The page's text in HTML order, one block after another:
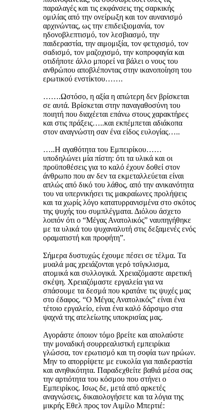
παραλαγές και τις εκφάνσεις της σαρκικής
ομιλίας από την ονείρωξη και τον αυνανισμό
αρχινώντας, ως την επιδειξιομανία, τον
ηδονοβλεπτισμό, τον λεσβιασμό, την
παιδεραστία, την αιμομιξία, τον φετιχισμό, τον
σαδισμό, τον μαζοχισμό, την κοπροφαγία και
οτιδήποτε άλλο μπορεί να βάλει ο νους του
ανθρώπου αποβλέποντας στην ικανοποίηση του
ερωτικού ενστίκτου…….
…….Ωστόσο, η αξία η απώτερη δεν βρίσκεται
σε αυτά. Βρίσκεται στην παναγαθοσύνη του
ποιητή που διαχέεται επάνω στους χαρακτήρες
και στις πράξεις…..και εκπέμπεται αδιάκοπα
στον αναγνώστη σαν ένα είδος ευλογίας…..
…..Η αγαθότητα του Εμπειρίκου……
υποδηλώνει μία πίστη: ότι τα υλικά και οι
προϋποθέσεις για το καλό έχουν δοθεί στον
άνθρωπο που αν δεν τα εκμεταλλεύεται είναι
απλώς από δικό του λάθος, από την ανικανότητα
του να υπερνικήσει τις μακραίωνες προλήψεις
και τα χωρίς λόγο κατατυρρανισμένα στο σκότος
της ψυχής του συμπλέγματα. Διόλου άσχετο
λοιπόν ότι ο “Μέγας Ανατολικός” ναυπηγήθηκε
με τα υλικά του ψυχαναλυτή στις δεξαμενές ενός
οραματιστή και προφήτη”.
Σήμερα δυστυχώς έχουμε πέσει σε τέλμα. Τα
μυαλά μας χρειάζονται γερό τσίγκλισμα,
ατομικά και συλλογικά. Χρειαζόμαστε αιρετική
σκέψη. Χρειαζόμαστε εργαλεία για να
σπάσουμε τα δεσμά που κρατάνε τις ψυχές μας
στο έδαφος. “Ο Μέγας Ανατολικός” είναι ένα
τέτοιο εργαλείο, είναι ένα καλό δάρσιμο στα
ψαχνά της ατελείωτης υποκρισίας μας.
Αγοράστε όποιον τόμο βρείτε και απολαύστε
την μοναδική σουρρεαλιστκή εμπειρίκια
γλώσσα, τον ερωτισμό και τη σοφία των ηρώων.
Μην το απορρίψετε με ευκολία για παιδεραστία
και ανηθικότητα. Παραδεχθείτε βαθιά μέσα σας
την αρτιότητα του κόσμου που στήνει ο
Εμπειρίκος. Ισως δε, μετά από αρκετές
αναγνώσεις, δικαιολογήσετε και τα λόγια της
μικρής Εθελ προς τον Αιμίλο Μπερτιέ: